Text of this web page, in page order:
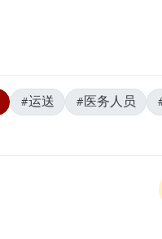
#运送 #医务人员